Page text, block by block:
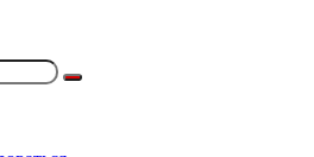
Поиск